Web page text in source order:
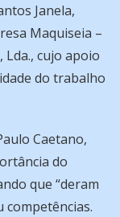
Janela,
Maquiseia –
Lda., cujo apoio
do trabalho
Caetano,
do
que “deram
competências.